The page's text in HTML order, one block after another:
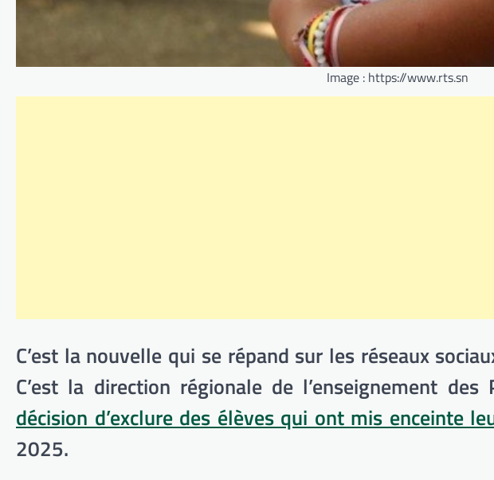
Image : https://www.rts.sn
C’est la nouvelle qui se répand sur les réseaux
C’est la direction régionale de l’enseignement
décision d’exclure des élèves qui ont mis enceinte
2025.